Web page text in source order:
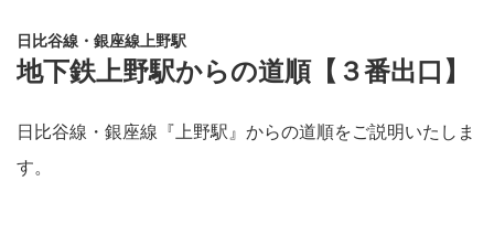
日比谷線・銀座線上野駅
地下鉄上野駅からの道順【３番出口】
日比谷線・銀座線『上野駅』からの道順をご説明いたしま
す。